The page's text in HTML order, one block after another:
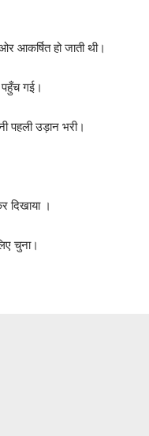
की चहेती थी।
आकर्षित हो जाती थी।
अमेरिका पहुँच गई।
अपनी पहली उड़ान भरी।
देखता है।
कर दिखाया ।
यात्रा के लिए चुना।